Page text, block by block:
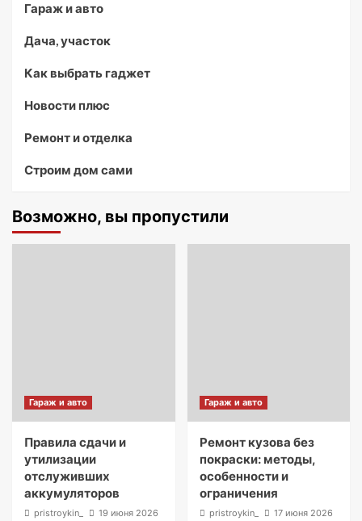
Гараж и авто
Дача, участок
Как выбрать гаджет
Новости плюс
Ремонт и отделка
Строим дом сами
Возможно, вы пропустили
Гараж и авто
Правила сдачи и
утилизации
отслуживших
аккумуляторов
pristroykin_ 19 июня 2026
Гараж и авто
Ремонт кузова без
покраски: методы,
особенности и
ограничения
pristroykin_ 17 июня 2026